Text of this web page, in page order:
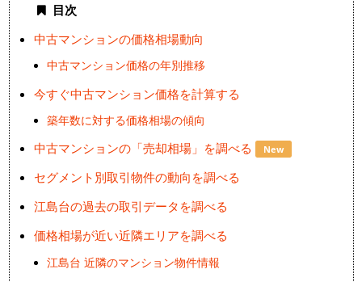
目次
中古マンションの価格相場動向
中古マンション価格の年別推移
今すぐ中古マンション価格を計算する
築年数に対する価格相場の傾向
中古マンションの「売却相場」を調べる New
セグメント別取引物件の動向を調べる
江島台の過去の取引データを調べる
価格相場が近い近隣エリアを調べる
江島台 近隣のマンション物件情報